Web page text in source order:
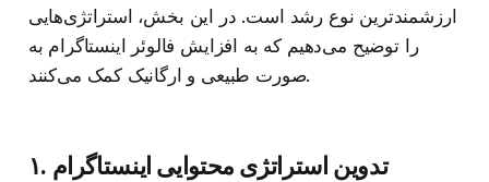
ارزشمندترین نوع رشد است. در این بخش، استراتژی‌هایی
را توضیح می‌دهیم که به افزایش فالوئر اینستاگرام به
صورت طبیعی و ارگانیک کمک می‌کنند.
۱. تدوین استراتژی محتوایی اینستاگرام